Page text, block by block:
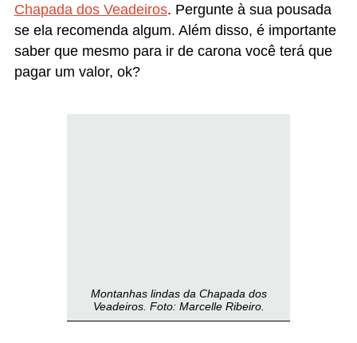
Chapada dos Veadeiros. Pergunte à sua pousada
se ela recomenda algum. Além disso, é importante
saber que mesmo para ir de carona você terá que
pagar um valor, ok?